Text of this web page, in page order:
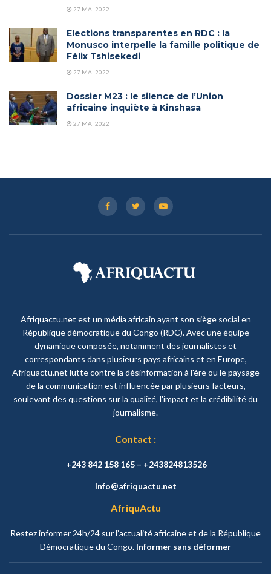
27 MAI 2022
Elections transparentes en RDC : la
Monusco interpelle la famille politique de
Félix Tshisekedi
27 MAI 2022
Dossier M23 : le silence de l’Union
africaine inquiète à Kinshasa
27 MAI 2022
Afriquactu.net est un média africain ayant son siège social en
République démocratique du Congo (RDC). Avec une équipe
dynamique composée, notamment des journalistes et
correspondants dans plusieurs pays africains et en Europe,
Afriquactu.net lutte contre la désinformation à l'ère ou le paysage
de la communication est influencée par plusieurs facteurs,
soulevant des questions sur la qualité, l'impact et la crédibilité du
journalisme.
Contact :
+243 842 158 165 – +243824813526
Info@afriquactu.net
AfriquActu
Restez informer 24h/24 sur l’actualité africaine et de la République
Démocratique du Congo. Informer sans déformer